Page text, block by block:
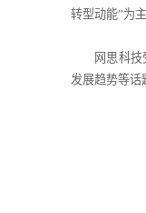
转型动能”为
网思科
发展趋势等话